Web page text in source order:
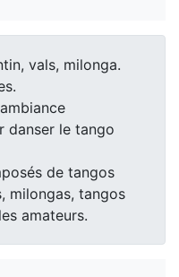
vals, milonga.
danser le tango
de tangos
milongas, tangos
amateurs.